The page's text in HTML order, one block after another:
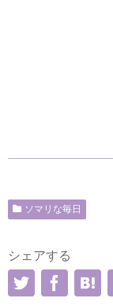
ソマリな毎日
シェアする